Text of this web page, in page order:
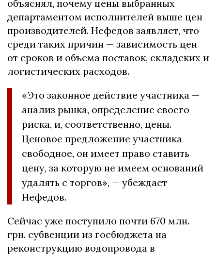
объяснял, почему цены выбранных
департаментом исполнителей выше цен
производителей. Нефедов заявляет, что
среди таких причин — зависимость цен
от сроков и объема поставок, складских и
логистических расходов.
«Это законное действие участника —
анализ рынка, определение своего
риска, и, соответственно, цены.
Ценовое предложение участника
свободное, он имеет право ставить
цену, за которую не имеем оснований
удалять с торгов», — убеждает
Нефедов.
Сейчас уже поступило почти 670 млн.
грн. субвенции из госбюджета на
реконструкцию водопровода в